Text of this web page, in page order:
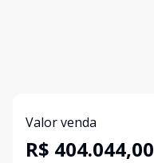
Valor venda
R$ 404.044,00